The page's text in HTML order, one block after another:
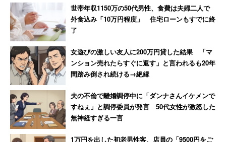
世帯年収1150万の50代男性、食費は夫婦二人で
外食込み「10万円程度」 住宅ローンもすでに終
了
女遊びの激しい友人に200万円貸した結果 「マ
ンション売れたらすぐに返す」と言われるも20年
間踏み倒され続ける→絶縁
夫の不倫で離婚調停中に「ダンナさんイケメンで
すねぇ」と調停委員が発言 50代女性が激怒した
無神経すぎる一言
1万円を出した初老男性客、店員の「9500円をご